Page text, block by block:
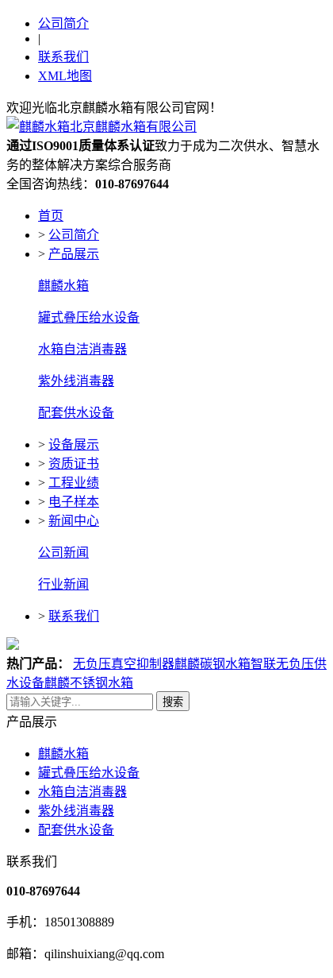
公司简介
|
联系我们
XML地图
欢迎光临北京麒麟水箱有限公司官网！
通过ISO9001质量体系认证致力于成为二次供水、智慧水
务的整体解决方案综合服务商
全国咨询热线： 010-87697644
首页
> 公司简介
> 产品展示
麒麟水箱
罐式叠压给水设备
水箱自洁消毒器
紫外线消毒器
配套供水设备
> 设备展示
> 资质证书
> 工程业绩
> 电子样本
> 新闻中心
公司新闻
行业新闻
> 联系我们
热门产品： 无负压真空抑制器麒麟碳钢水箱智联无负压供
水设备麒麟不锈钢水箱
搜索
产品展示
麒麟水箱
罐式叠压给水设备
水箱自洁消毒器
紫外线消毒器
配套供水设备
联系我们
010-87697644
手机：18501308889
邮箱：qilinshuixiang@qq.com